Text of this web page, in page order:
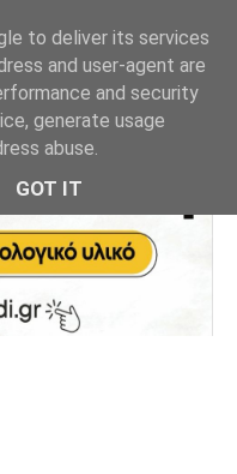
to deliver its services
and user-agent are
and security
generate usage
abuse.
GOT IT